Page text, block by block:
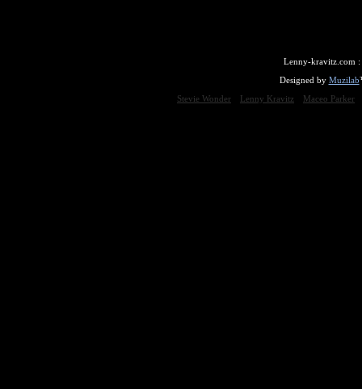
Lenny-kravitz.com :
Designed by Muzilab
Stevie Wonder
Lenny Kravitz Maceo Parker